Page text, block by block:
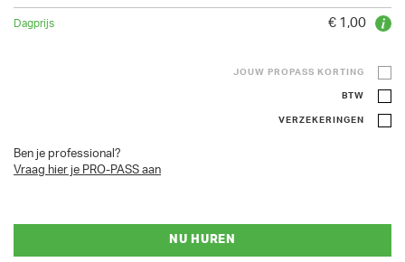
€ 1,00
JOUW PROPASS KORTING
BTW
VERZEKERINGEN
Ben je professional?
Vraag hier je PRO-PASS aan
NU HUREN